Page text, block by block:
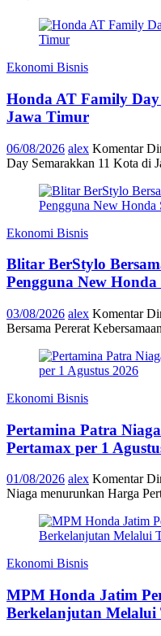
Ekonomi Bisnis
Honda AT Family
Jawa Timur
06/08/2026 alex Komentar
Day Semarakkan 11 Kota di
Ekonomi Bisnis
Blitar BerStylo
Pengguna New Honda
03/08/2026 alex Komentar
Bersama Pererat
Ekonomi Bisnis
Pertamina Patra
Pertamax per 1
01/08/2026 alex Komentar
Niaga menurunkan Harga
Ekonomi Bisnis
MPM Honda Jatim
Berkelanjutan